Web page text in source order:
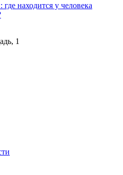
находится у человека
1